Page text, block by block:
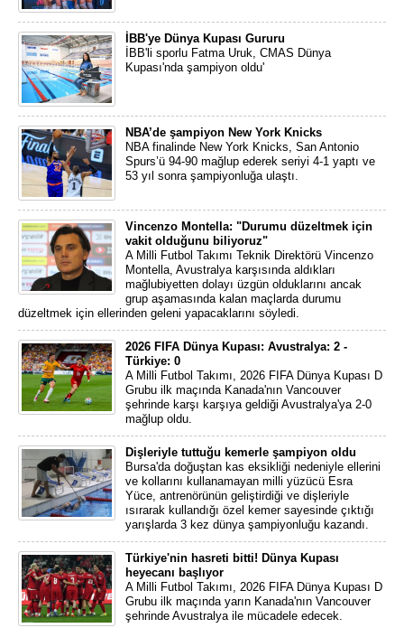
İBB'ye Dünya Kupası Gururu
İBB'li sporlu Fatma Uruk, CMAS Dünya
Kupası'nda şampiyon oldu'
NBA’de şampiyon New York Knicks
NBA finalinde New York Knicks, San Antonio
Spurs’ü 94-90 mağlup ederek seriyi 4-1 yaptı ve
53 yıl sonra şampiyonluğa ulaştı.
Vincenzo Montella: "Durumu düzeltmek için
vakit olduğunu biliyoruz"
A Milli Futbol Takımı Teknik Direktörü Vincenzo
Montella, Avustralya karşısında aldıkları
mağlubiyetten dolayı üzgün olduklarını ancak
grup aşamasında kalan maçlarda durumu
düzeltmek için ellerinden geleni yapacaklarını söyledi.
2026 FIFA Dünya Kupası: Avustralya: 2 -
Türkiye: 0
A Milli Futbol Takımı, 2026 FIFA Dünya Kupası D
Grubu ilk maçında Kanada'nın Vancouver
şehrinde karşı karşıya geldiği Avustralya'ya 2-0
mağlup oldu.
Dişleriyle tuttuğu kemerle şampiyon oldu
Bursa'da doğuştan kas eksikliği nedeniyle ellerini
ve kollarını kullanamayan milli yüzücü Esra
Yüce, antrenörünün geliştirdiği ve dişleriyle
ısırarak kullandığı özel kemer sayesinde çıktığı
yarışlarda 3 kez dünya şampiyonluğu kazandı.
Türkiye'nin hasreti bitti! Dünya Kupası
heyecanı başlıyor
A Milli Futbol Takımı, 2026 FIFA Dünya Kupası D
Grubu ilk maçında yarın Kanada'nın Vancouver
şehrinde Avustralya ile mücadele edecek.